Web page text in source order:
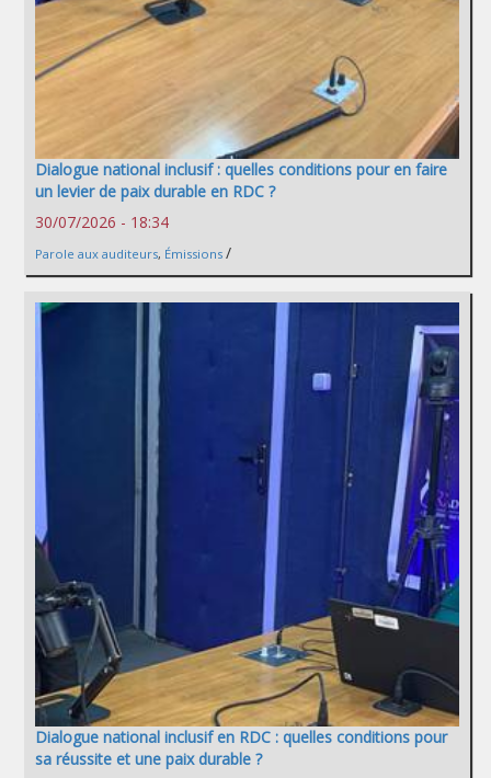
Dialogue national inclusif : quelles conditions pour en faire
un levier de paix durable en RDC ?
30/07/2026 - 18:34
Parole aux auditeurs, Émissions /
Dialogue national inclusif en RDC : quelles conditions pour
sa réussite et une paix durable ?